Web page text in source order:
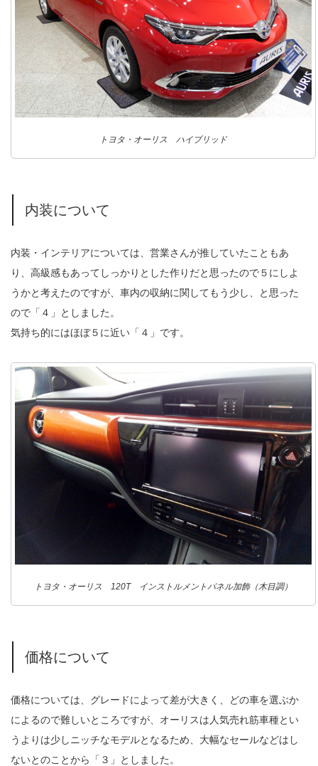
トヨタ・オーリス ハイブリッド
内装について
内装・インテリアについては、営業さんが推していたこともあ
り、高級感もあってしっかりとした作りだと思ったので５にしよ
うかと考えたのですが、車内の収納に関してもう少し、と思った
ので「４」としました。
気持ち的にはほぼ５に近い「４」です。
トヨタ・オーリス 120T インストルメントパネル加飾（木目調）
価格について
価格については、グレードによって差が大きく、どの車を選ぶか
によるので難しいところですが、オーリスは人気売れ筋車種とい
うよりは少しニッチなモデルとなるため、大幅なセールなどはし
ないとのことから「３」としました。